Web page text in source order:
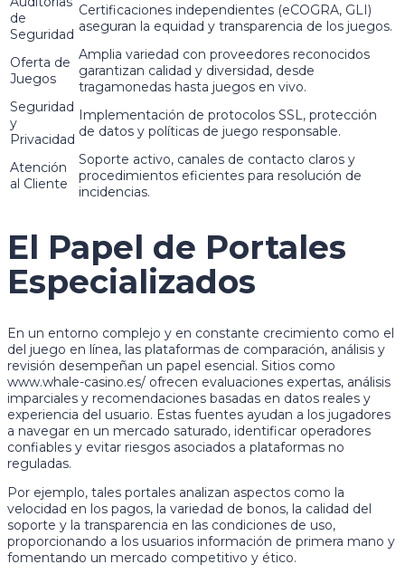
de
Seguridad
Certificaciones independientes (eCOGRA, GLI)
aseguran la equidad y transparencia de los juegos.
Oferta de
Juegos
Amplia variedad con proveedores reconocidos
garantizan calidad y diversidad, desde
tragamonedas hasta juegos en vivo.
Seguridad
y
Privacidad
Implementación de protocolos SSL, protección
de datos y políticas de juego responsable.
Atención
al Cliente
Soporte activo, canales de contacto claros y
procedimientos eficientes para resolución de
incidencias.
El Papel de Portales
Especializados
En un entorno complejo y en constante crecimiento como el
del juego en línea, las plataformas de comparación, análisis y
revisión desempeñan un papel esencial. Sitios como
www.whale-casino.es/ ofrecen evaluaciones expertas, análisis
imparciales y recomendaciones basadas en datos reales y
experiencia del usuario. Estas fuentes ayudan a los jugadores
a navegar en un mercado saturado, identificar operadores
confiables y evitar riesgos asociados a plataformas no
reguladas.
Por ejemplo, tales portales analizan aspectos como la
velocidad en los pagos, la variedad de bonos, la calidad del
soporte y la transparencia en las condiciones de uso,
proporcionando a los usuarios información de primera mano y
fomentando un mercado competitivo y ético.